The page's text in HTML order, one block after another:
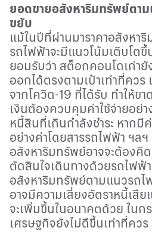
ยอดขายอสังหาริมทรัพย์ตาม
ขยับ
แม้ในปีที่ผ่านมาราคาอสังหา
รถไฟฟ้าจะมีแนวโน้มเติบโตขึ้
ยอมรับว่า สต็อกคอนโดเก่ายั
ออกได้ตรงตามเป้าเท่าที่ควร
จากโควิด-19 ที่ได้รับ ทำให้ข
เงินต้องควบคุมค่าใช้จ่ายอย่
หนี้สินที่เกินกำลังชำระ หากมี
อย่างค่าโดยสารรถไฟฟ้า ฯล
อสังหาริมทรัพย์อาจจะต้องคิ
ตัดสินใจเดินทางด้วยรถไฟฟ้
อสังหาริมทรัพย์ตามแนวรถไ
อาจมีความเสี่ยงอัตราหนี้เสีย
จะเพิ่มขึ้นในอนาคตด้วย ใน
เศรษฐกิจยังไม่ดีขึ้นเท่าที่ควร